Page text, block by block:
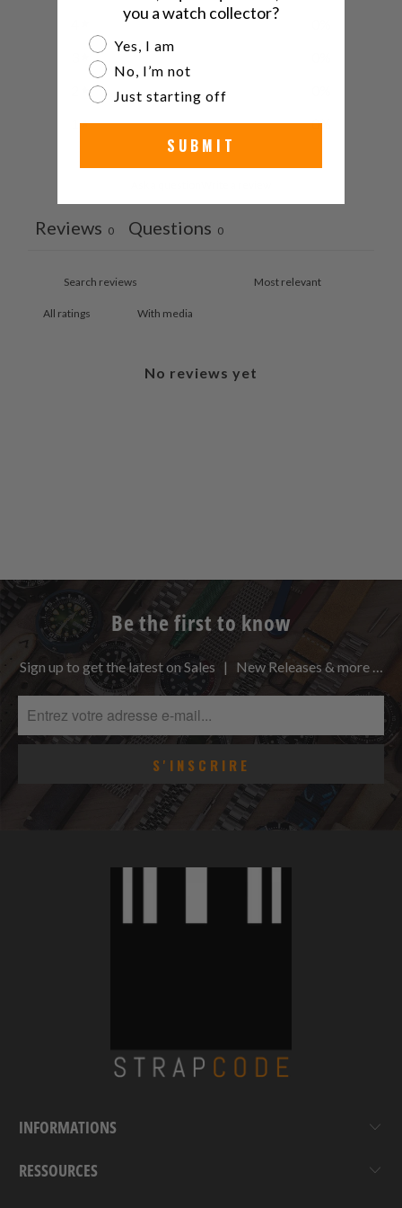
0%
Reviews 0 Questions 0
With media
No reviews yet
Be the first to know
Sign up to get the latest on Sales | New Releases & more …
INFORMATIONS
RESSOURCES
you a watch collector?
Are you a watch collector?
Yes, I am
No, I’m not
Just starting off
SUBMIT